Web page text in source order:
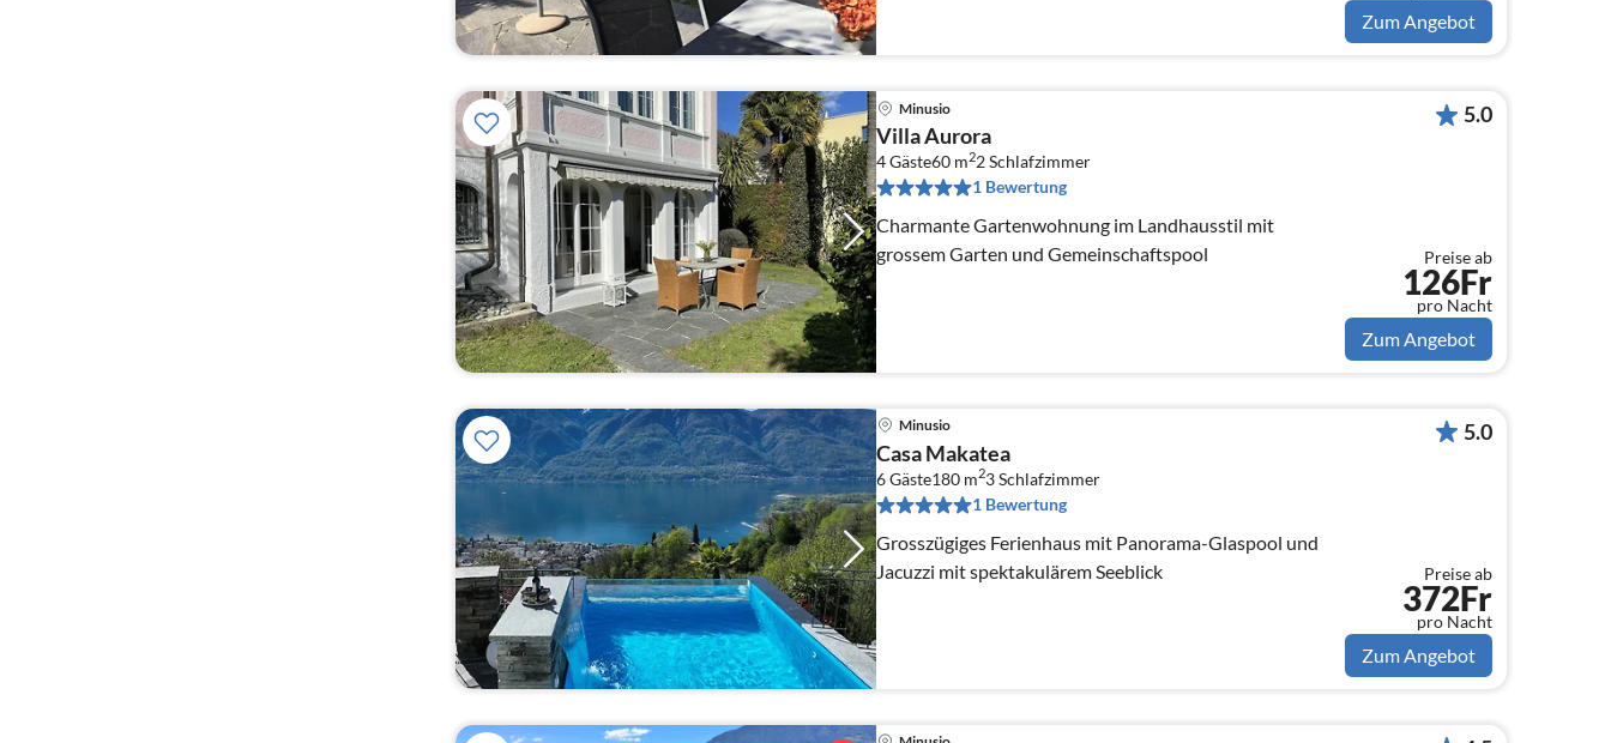
Zum Angebot
Minusio
Villa Aurora
4 Gäste60 m22Schlafzimmer
1 Bewertung
Charmante Gartenwohnung im Landhausstil mit
grossem Garten und Gemeinschaftspool
5.0
Preise ab
126Fr
pro Nacht
Zum Angebot
Minusio
Casa Makatea
6 Gäste180 m23Schlafzimmer
1 Bewertung
Grosszügiges Ferienhaus mit Panorama-Glaspool und
Jacuzzi mit spektakulärem Seeblick
5.0
Preise ab
372Fr
pro Nacht
Zum Angebot